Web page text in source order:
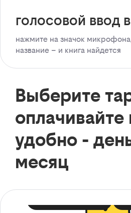
голосовой ввод
нажмите на значок
название – и книга найдется
Выберите
оплачивайте
удобно -
месяц